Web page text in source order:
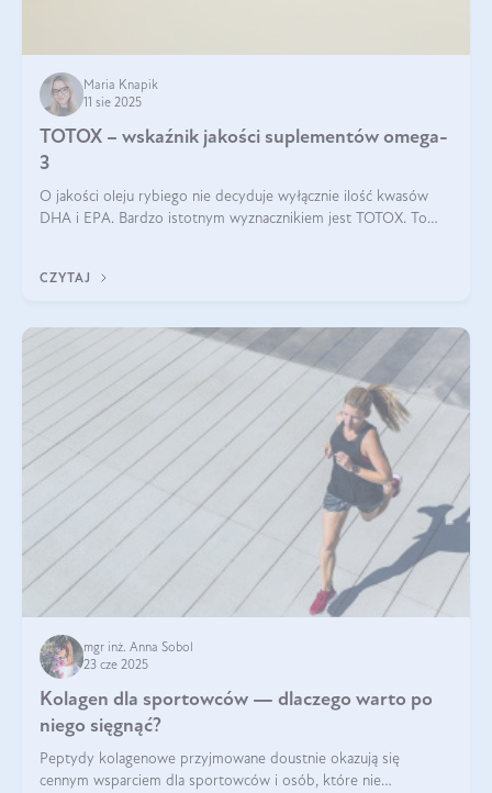
Maria Knapik
11 sie 2025
TOTOX – wskaźnik jakości suplementów omega-
3
O jakości oleju rybiego nie decyduje wyłącznie ilość kwasów
DHA i EPA. Bardzo istotnym wyznacznikiem jest TOTOX. To
CZYTAJ
mgr inż. Anna Sobol
23 cze 2025
Kolagen dla sportowców — dlaczego warto po
niego sięgnąć?
Peptydy kolagenowe przyjmowane doustnie okazują się
cennym wsparciem dla sportowców i osób, które nie